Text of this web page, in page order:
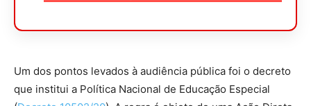
Um dos pontos levados à audiência pública foi o decreto
que institui a Política Nacional de Educação Especial